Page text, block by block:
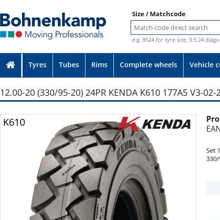
Size / Matchcode
e.g. 9524 for tyre size, 9.5 24
Tyres Tubes Rims Complete wheels Vehicle
12.00-20 (330/95-20) 24PR KENDA K610 177A5 V3-02-
K610 Photo provided without guarantee
Set